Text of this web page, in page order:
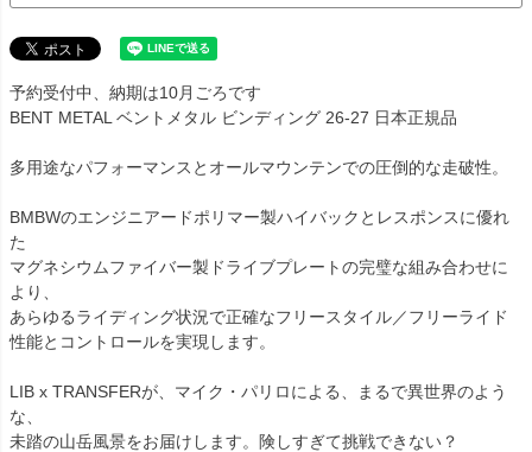
予約受付中、納期は10月ごろです
BENT METAL ベントメタル ビンディング 26-27 日本正規品
多用途なパフォーマンスとオールマウンテンでの圧倒的な走破性。
BMBWのエンジニアードポリマー製ハイバックとレスポンスに優れ
た
マグネシウムファイバー製ドライブプレートの完璧な組み合わせに
より、
あらゆるライディング状況で正確なフリースタイル／フリーライド
性能とコントロールを実現します。
LIB x TRANSFERが、マイク・パリロによる、まるで異世界のよう
な、
未踏の山岳風景をお届けします。険しすぎて挑戦できない？